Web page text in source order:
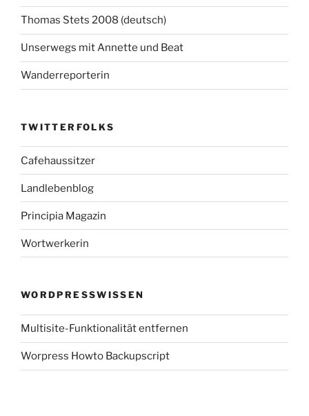
Thomas Stets 2008 (deutsch)
Unserwegs mit Annette und Beat
Wanderreporterin
TWITTERFOLKS
Cafehaussitzer
Landlebenblog
Principia Magazin
Wortwerkerin
WORDPRESSWISSEN
Multisite-Funktionalität entfernen
Worpress Howto Backupscript